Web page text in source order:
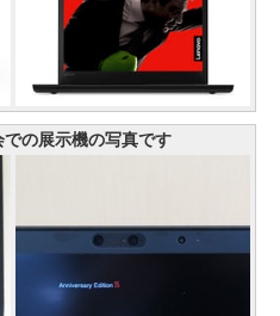
の展示機の写真です